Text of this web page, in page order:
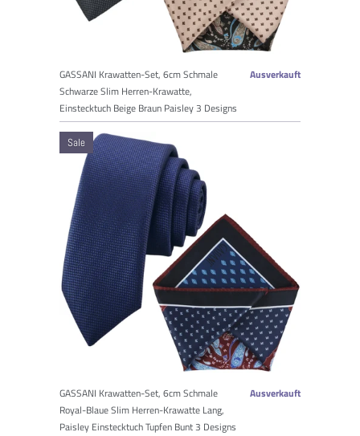
GASSANI Krawatten-Set, 6cm Schmale
Schwarze Slim Herren-Krawatte,
Einstecktuch Beige Braun Paisley 3 Designs
Ausverkauft
GASSANI Krawatten-Set, 6cm Schmale
Royal-Blaue Slim Herren-Krawatte Lang,
Paisley Einstecktuch Tupfen Bunt 3 Designs
Ausverkauft
Sale